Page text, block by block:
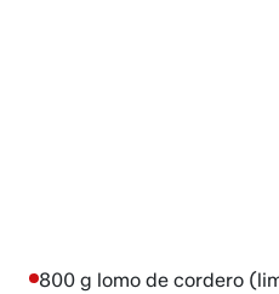
800 g lomo de cordero